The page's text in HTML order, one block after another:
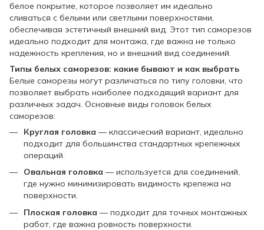
белое покрытие, которое позволяет им идеально
сливаться с белыми или светлыми поверхностями,
обеспечивая эстетичный внешний вид. Этот тип саморезов
идеально подходит для монтажа, где важна не только
надежность крепления, но и внешний вид соединений.
Типы белых саморезов: какие бывают и как выбрать
Белые саморезы могут различаться по типу головки, что
позволяет выбрать наиболее подходящий вариант для
различных задач. Основные виды головок белых
саморезов:
Круглая головка — классический вариант, идеально
подходит для большинства стандартных крепежных
операций.
Овальная головка — используется для соединений,
где нужно минимизировать видимость крепежа на
поверхности.
Плоская головка — подходит для точных монтажных
работ, где важна ровность поверхности.